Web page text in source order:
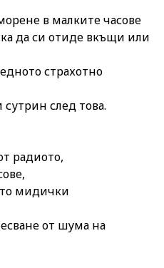
в малките часове
да си отиде вкъщи или
страхотно
след това.
радиото,
мидички
от шума на